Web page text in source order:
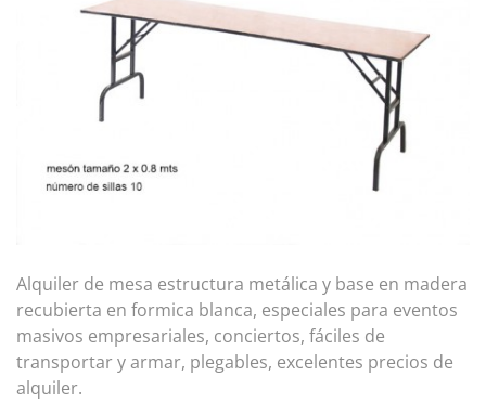
Alquiler de mesa estructura metálica y base en madera
recubierta en formica blanca, especiales para eventos
masivos empresariales, conciertos, fáciles de
transportar y armar, plegables, excelentes precios de
alquiler.